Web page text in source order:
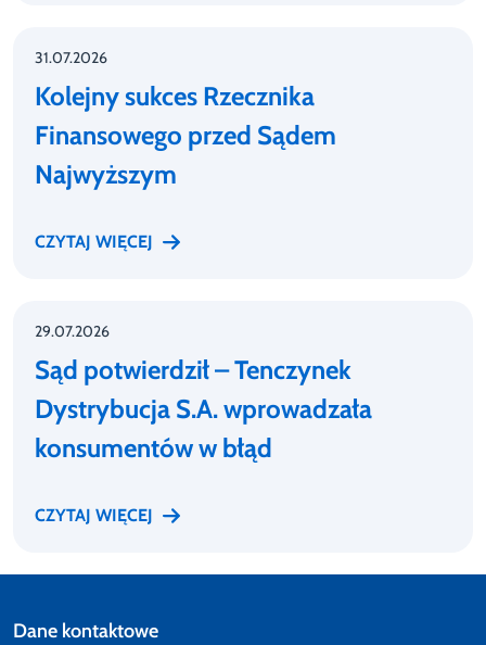
31.07.2026
Kolejny sukces Rzecznika
Finansowego przed Sądem
Najwyższym
CZYTAJ WIĘCEJ
29.07.2026
Sąd potwierdził – Tenczynek
Dystrybucja S.A. wprowadzała
konsumentów w błąd
CZYTAJ WIĘCEJ
Dane kontaktowe